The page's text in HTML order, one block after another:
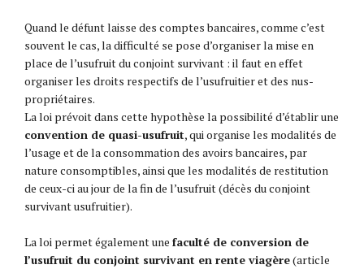
Quand le défunt laisse des comptes bancaires, comme c’est
souvent le cas, la difficulté se pose d’organiser la mise en
place de l’usufruit du conjoint survivant : il faut en effet
organiser les droits respectifs de l’usufruitier et des nus-
propriétaires.
La loi prévoit dans cette hypothèse la possibilité d’établir une
convention de quasi-usufruit, qui organise les modalités de
l’usage et de la consommation des avoirs bancaires, par
nature consomptibles, ainsi que les modalités de restitution
de ceux-ci au jour de la fin de l’usufruit (décès du conjoint
survivant usufruitier).
La loi permet également une faculté de conversion de
l’usufruit du conjoint survivant en rente viagère(article